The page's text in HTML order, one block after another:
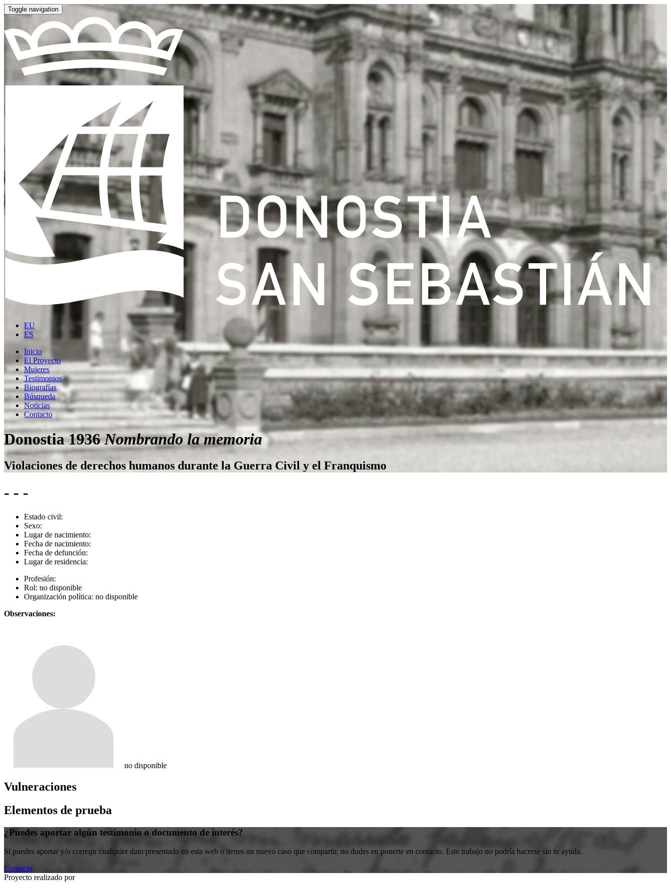
Toggle navigation
EU
ES
Inicio
El Proyecto
Mujeres
Testimonios
Biografías
Búsqueda
Noticias
Contacto
Donostia 1936Nombrando la memoria
Violaciones de derechos humanos durante la Guerra Civil y el Franquismo
- - -
Estado civil:
Sexo:
Lugar de nacimiento:
Fecha de nacimiento:
Fecha de defunción:
Lugar de residencia:
Profesión:
Rol: no disponible
Organización política: no disponible
Observaciones:
no disponible
Vulneraciones
Elementos de prueba
¿Puedes aportar algún testimonio o documento de interés?
Si puedes aportar y/o corregir cualquier dato presentado en esta web o tienes un nuevo caso que compartir, no dudes en ponerte en contacto. Este trabajo no podría hacerse sin tu ayuda.
Contacto
Proyecto realizado por